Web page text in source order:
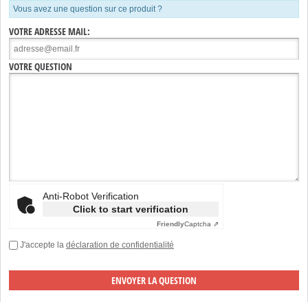
Vous avez une question sur ce produit ?
VOTRE ADRESSE MAIL:
VOTRE QUESTION
Anti-Robot Verification
Click to start verification
FriendlyCaptcha ⇗
J'accepte la déclaration de confidentialité